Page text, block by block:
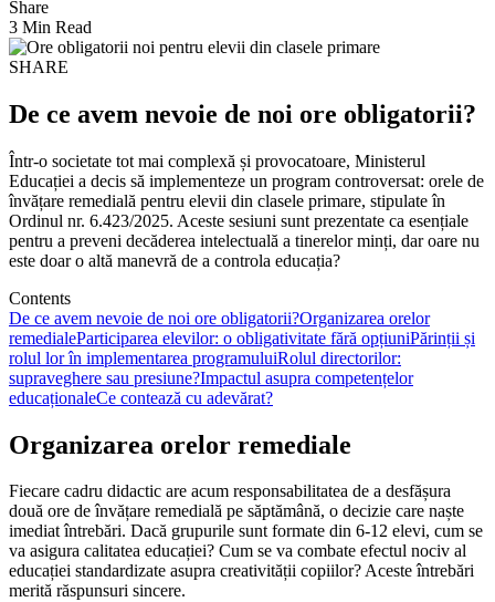
Share
3 Min Read
SHARE
De ce avem nevoie de noi ore obligatorii?
Într-o societate tot mai complexă și provocatoare, Ministerul
Educației a decis să implementeze un program controversat: orele de
învățare remedială pentru elevii din clasele primare, stipulate în
Ordinul nr. 6.423/2025. Aceste sesiuni sunt prezentate ca esențiale
pentru a preveni decăderea intelectuală a tinerelor minți, dar oare nu
este doar o altă manevră de a controla educația?
Contents
De ce avem nevoie de noi ore obligatorii?Organizarea orelor
remedialeParticiparea elevilor: o obligativitate fără opțiuniPărinții și
rolul lor în implementarea programuluiRolul directorilor:
supraveghere sau presiune?Impactul asupra competențelor
educaționaleCe contează cu adevărat?
Organizarea orelor remediale
Fiecare cadru didactic are acum responsabilitatea de a desfășura
două ore de învățare remedială pe săptămână, o decizie care naște
imediat întrebări. Dacă grupurile sunt formate din 6-12 elevi, cum se
va asigura calitatea educației? Cum se va combate efectul nociv al
educației standardizate asupra creativității copiilor? Aceste întrebări
merită răspunsuri sincere.